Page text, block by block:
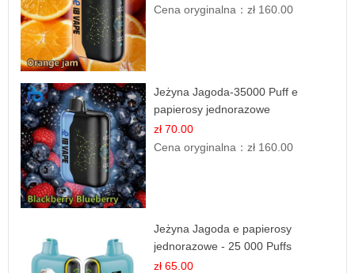
Cena oryginalna：zł 160.00
Jeżyna Jagoda-35000 Puff e
papierosy jednorazowe
zł 70.00
Cena oryginalna：zł 160.00
Jeżyna Jagoda e papierosy
jednorazowe - 25 000 Puffs
zł 65.00